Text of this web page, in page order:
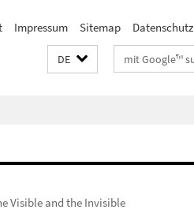
Impressum Sitemap Datenschutz
DE Suchbegriffe
Visible and the Invisible